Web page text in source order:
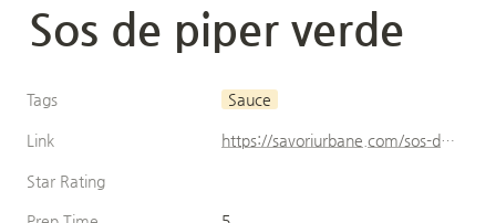
Sos de piper verde
Tags Sauce
Link https://savoriurbane.com/sos-de-piper-verde/
Star Rating